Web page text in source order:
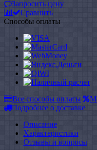
Запросить цену
Сравнить
Способы оплаты
Все способы оплаты
Подробнее о доставке
Описание
Характеристики
Отзывы и вопросы